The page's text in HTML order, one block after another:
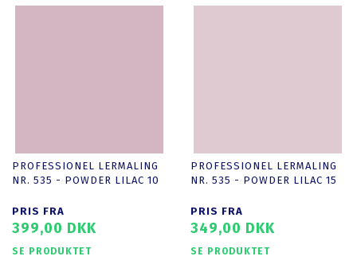
PROFESSIONEL LERMALING
NR. 535 - POWDER LILAC 10
PRIS FRA
399,00 DKK
SE PRODUKTET
PROFESSIONEL LERMALING
NR. 535 - POWDER LILAC 15
PRIS FRA
349,00 DKK
SE PRODUKTET